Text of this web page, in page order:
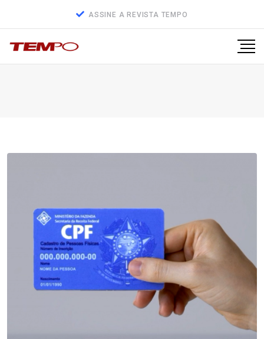
ASSINE A REVISTA TEMPO